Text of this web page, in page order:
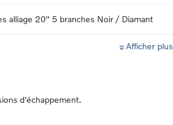
alliage 20" 5 branches Noir / Diamant
Afficher plus
d'échappement.